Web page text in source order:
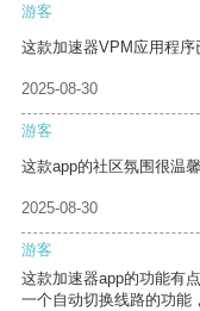
游客
这款加速器VPM应用程序
2025-08-30
游客
这款app的社区氛围很温
2025-08-30
游客
这款加速器app的功能有
一个自动切换线路的功能